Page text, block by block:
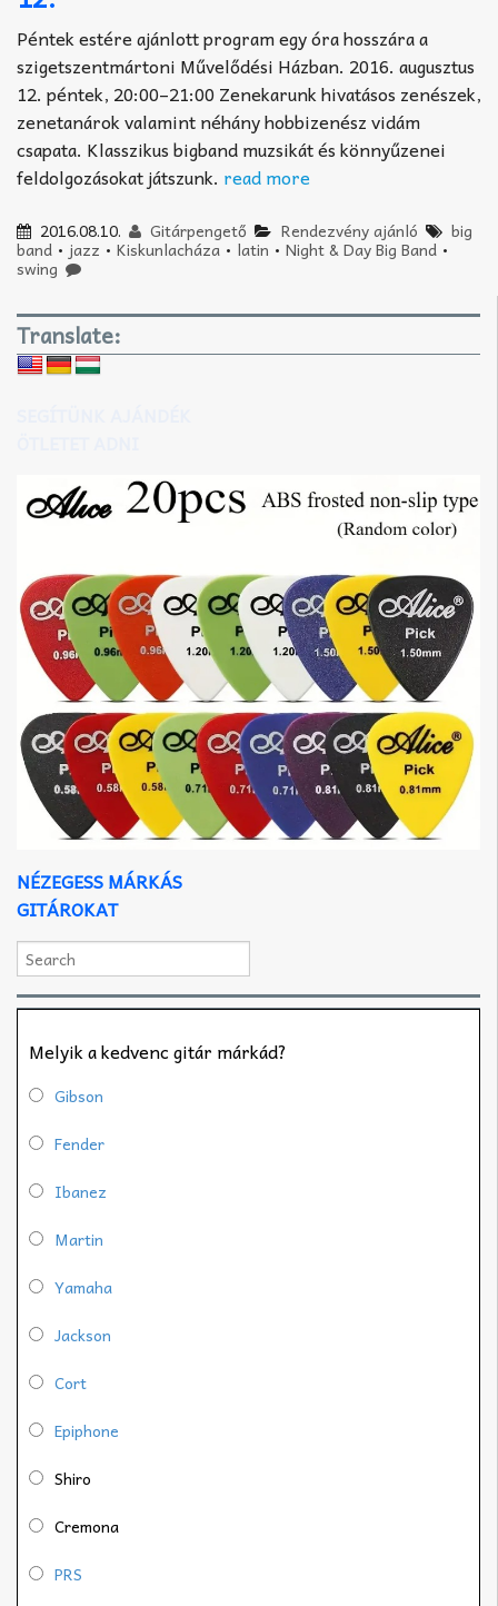
Péntek estére ajánlott program egy óra hosszára a
szigetszentmártoni Művelődési Házban. 2016. augusztus
12. péntek, 20:00–21:00 Zenekarunk hivatásos zenészek,
zenetanárok valamint néhány hobbizenész vidám
csapata. Klasszikus bigband muzsikát és könnyűzenei
feldolgozásokat játszunk. read more
2016.08.10. Gitárpengető Rendezvény ajánló big
band • jazz • Kiskunlacháza • latin • Night & Day Big Band •
swing
Translate:
NÉZEGESS MÁRKÁS
GITÁROKAT
Melyik a kedvenc gitár márkád?
Gibson
Fender
Ibanez
Martin
Yamaha
Jackson
Cort
Epiphone
Shiro
Cremona
PRS